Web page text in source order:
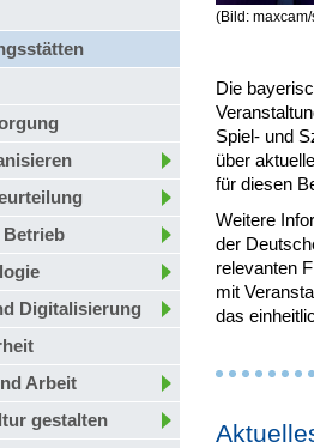
Betrieb
Digitalisierung
Arbeit
gestalten
(Bild:
Die
Spiel- und
über
für diesen
Weitere
der
relevanten
mit
das